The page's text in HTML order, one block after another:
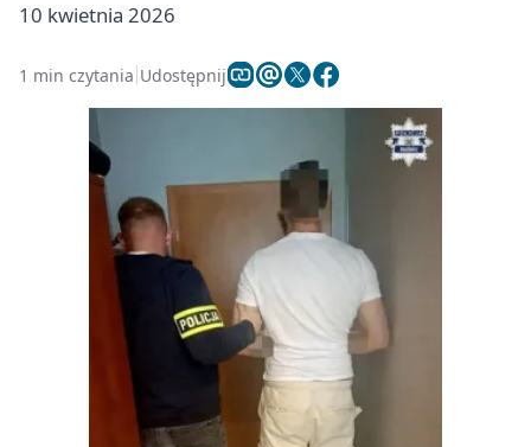
10 kwietnia 2026
1 min czytania Udostępnij